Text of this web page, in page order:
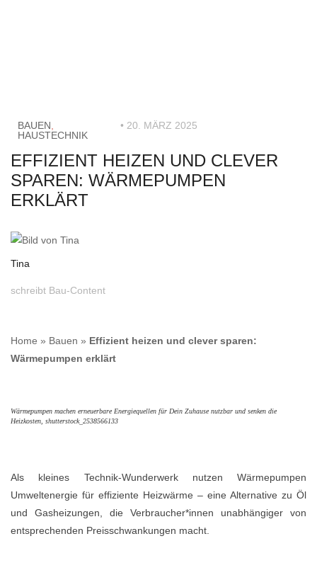
BAUEN
HAUSTECHNIK
• 20. MÄRZ 2025
EFFIZIENT HEIZEN UND CLEVER
SPAREN: WÄRMEPUMPEN
ERKLÄRT
Tina
schreibt Bau-Content
Home » Bauen » Effizient heizen und clever sparen:
Wärmepumpen erklärt
Wärmepumpen machen erneuerbare Energiequellen für Dein Zuhause nutzbar und senken die
Heizkosten, shutterstock_2538566133
Als kleines Technik-Wunderwerk nutzen Wärmepumpen
Umweltenergie für effiziente Heizwärme – eine Alternative zu Öl
und Gasheizungen, die Verbraucher*innen unabhängiger von
entsprechenden Preisschwankungen macht.